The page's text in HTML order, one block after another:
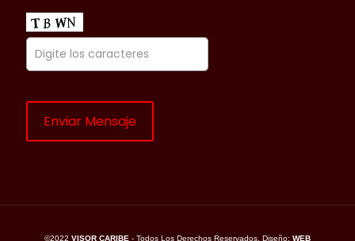
©2022 VISOR CARIBE - Todos Los Derechos Reservados. Diseño: WEB